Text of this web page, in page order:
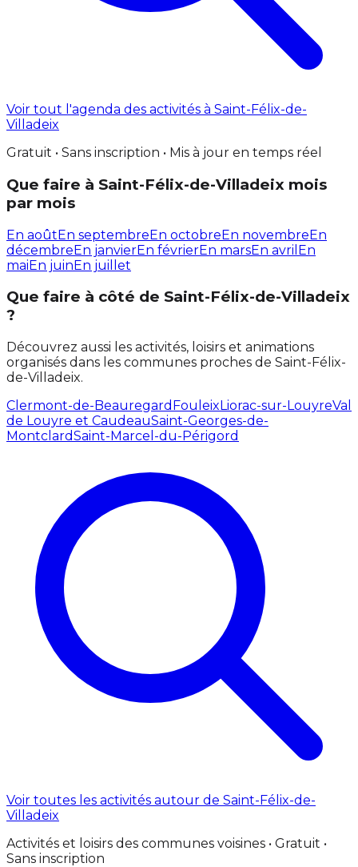
Voir tout l'agenda des activités à Saint-Félix-de-
Villadeix
Gratuit • Sans inscription • Mis à jour en temps réel
Que faire à Saint-Félix-de-Villadeix mois
par mois
En aoûtEn septembreEn octobreEn novembreEn
décembreEn janvierEn févrierEn marsEn avril En
maiEn juinEn juillet
Que faire à côté de Saint-Félix-de-Villadeix
?
Découvrez aussi les activités, loisirs et animations
organisés dans les communes proches de Saint-Félix-
de-Villadeix.
Clermont-de-Beauregard FouleixLiorac-sur-LouyreVal
de Louyre et CaudeauSaint-Georges-de-
MontclardSaint-Marcel-du-Périgord
Voir toutes les activités autour de Saint-Félix-de-
Villadeix
Activités et loisirs des communes voisines • Gratuit •
Sans inscription